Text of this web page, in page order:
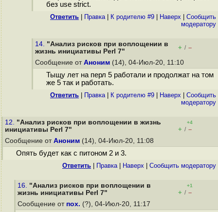
без use strict.
Ответить Правка| К родителю #9 Наверх
Cообщить
модератору
14. "Анализ рисков при воплощении в
жизнь инициативы Perl 7"
+ / –
Сообщение от Аноним (14), 04-Июл-20, 11:10
Тыщу лет на перл 5 работали и продолжат на том
же 5 так и работать.
Ответить Правка| К родителю #9 Наверх
Cообщить
модератору
12. "Анализ рисков при воплощении в жизнь
инициативы Perl 7"
+4
+ / –
Сообщение от Аноним (14), 04-Июл-20, 11:08
Опять будет как с питоном 2 и 3.
Ответить Правка| Наверх Cообщить модератору
16. "Анализ рисков при воплощении в
жизнь инициативы Perl 7"
+1
+ / –
Сообщение от пох. (?), 04-Июл-20, 11:17